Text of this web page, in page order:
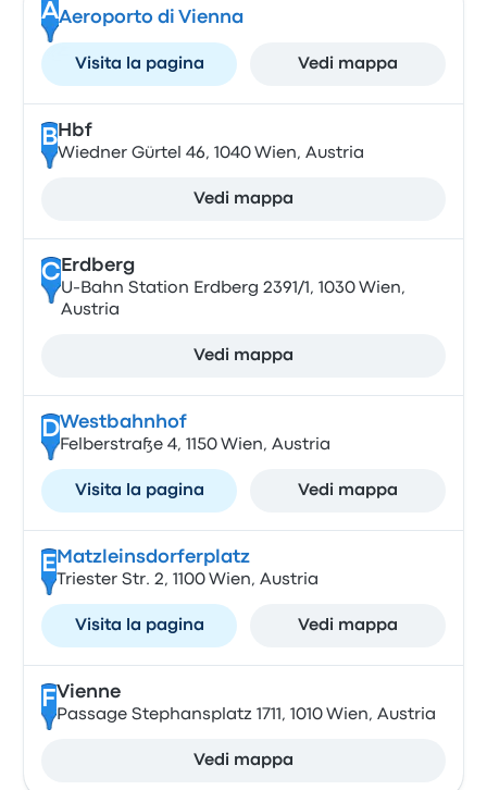
AAeroporto di Vienna
Visita la pagina Vedi mappa
B Hbf
Wiedner Gürtel 46, 1040 Wien, Austria
Vedi mappa
CErdberg
U-Bahn Station Erdberg 2391/1, 1030 Wien,
Austria
Vedi mappa
DWestbahnhof
Felberstraße 4, 1150 Wien, Austria
Visita la pagina Vedi mappa
E Matzleinsdorferplatz
Triester Str. 2, 1100 Wien, Austria
Visita la pagina Vedi mappa
F Vienne
Passage Stephansplatz 1711, 1010 Wien, Austria
Vedi mappa